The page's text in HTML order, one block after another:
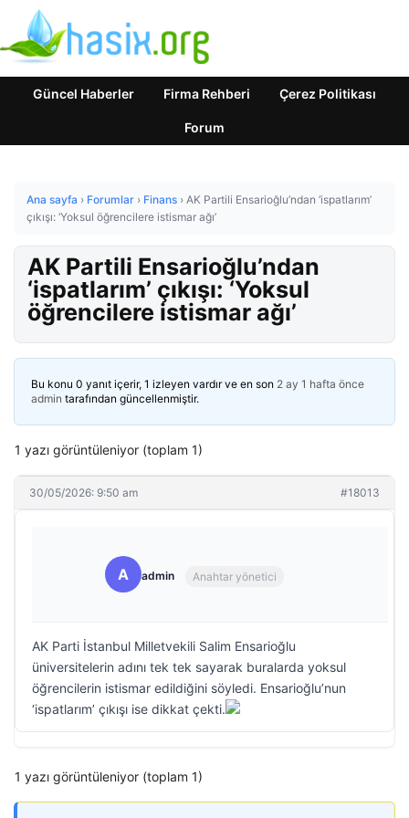
Güncel Haberler Firma Rehberi Çerez Politikası
Forum
Ana sayfa › Forumlar › Finans › AK Partili Ensarioğlu’ndan ‘ispatlarım’
çıkışı: ‘Yoksul öğrencilere istismar ağı’
AK Partili Ensarioğlu’ndan
‘ispatlarım’ çıkışı: ‘Yoksul
öğrencilere istismar ağı’
Bu konu 0 yanıt içerir, 1 izleyen vardır ve en son 2 ay 1 hafta önce
admin tarafından güncellenmiştir.
1 yazı görüntüleniyor (toplam 1)
30/05/2026: 9:50 am #18013
A admin Anahtar yönetici
AK Parti İstanbul Milletvekili Salim Ensarioğlu
üniversitelerin adını tek tek sayarak buralarda yoksul
öğrencilerin istismar edildiğini söyledi. Ensarioğlu’nun
‘ispatlarım’ çıkışı ise dikkat çekti.
1 yazı görüntüleniyor (toplam 1)